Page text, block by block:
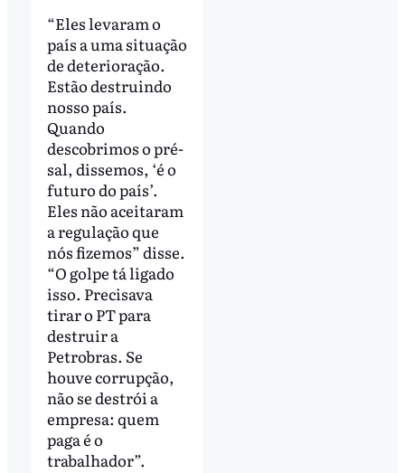
“Eles levaram o
país a uma situação
de deterioração.
Estão destruindo
nosso país.
Quando
descobrimos o pré-
sal, dissemos, ‘é o
futuro do país’.
Eles não aceitaram
a regulação que
nós fizemos” disse.
“O golpe tá ligado
isso. Precisava
tirar o PT para
destruir a
Petrobras. Se
houve corrupção,
não se destrói a
empresa: quem
paga é o
trabalhador”.